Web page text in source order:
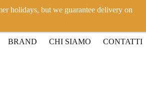
BRAND CHI SIAMO CONTATTI
holidays, but we guarantee delivery on